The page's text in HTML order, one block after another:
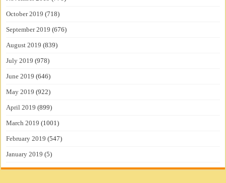
October 2019 (718)
September 2019 (676)
August 2019 (839)
July 2019 (978)
June 2019 (646)
May 2019 (922)
April 2019 (899)
March 2019 (1001)
February 2019 (547)
January 2019 (5)